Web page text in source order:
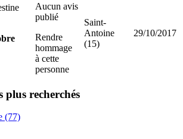
Aucun avis
publié
Rendre
hommage
à cette
personne
Saint-
Antoine
(15)
29/10/2017
plus recherchés
(77)